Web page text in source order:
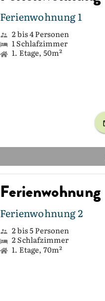
Ferienwohnung 1
2 bis 4 Personen
1 Schlafzimmer
1. Etage, 50m²
Ferienwohnung
Ferienwohnung 2
2 bis 5 Personen
2 Schlafzimmer
1. Etage, 70m²